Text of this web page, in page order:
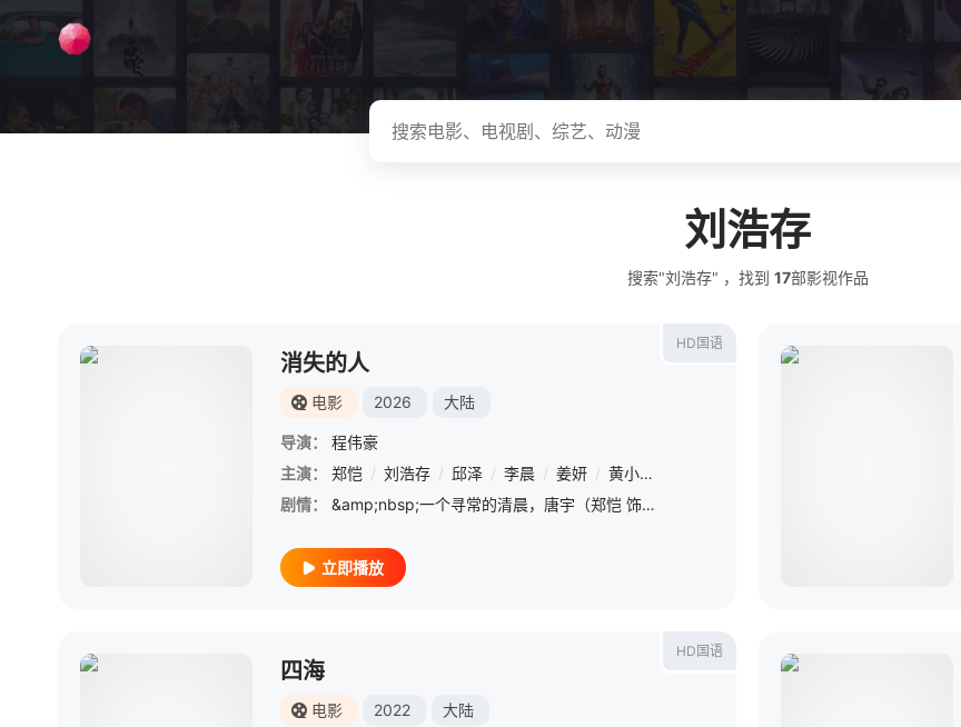
刘浩存
搜索"刘浩存" ，找到 17部影视作品
HD国语
消失的人
电影 2026 大陆
导演：
程伟豪
主演：
郑恺 / 刘浩存 / 邱泽 / 李晨 / 姜妍 / 黄小蕾
剧情：
&amp;nbsp;一个寻常的清晨，唐宇（郑恺 饰）的儿子在楼梯间凭空消失；隔壁单元里，独居女孩林雨彤（刘浩存 饰）在熟睡中被人侵犯；赌鬼租客严午（邱泽 饰）满身血污，谎编踪迹藏匿尸体。这栋看似平静、不起眼的
立即播放
HD国语
四海
电影 2022 大陆